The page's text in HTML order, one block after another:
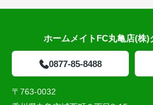
ホームメイトFC丸亀店(株)
0877-85-8488
〒763-0032